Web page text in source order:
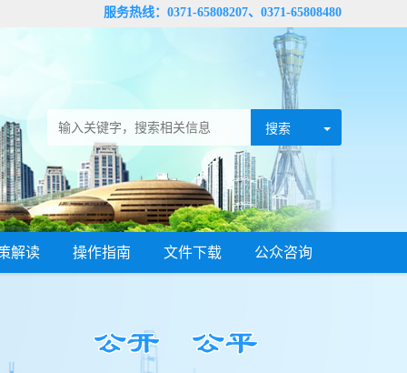
服务热线：0371-65808207、0371-65808480
解读 操作指南 文件下载 公众咨询